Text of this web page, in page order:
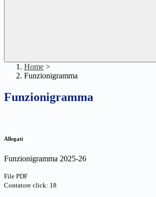
Home >
Funzionigramma
Funzionigramma
Allegati
Funzionigramma 2025-26
File PDF
Contatore click: 18